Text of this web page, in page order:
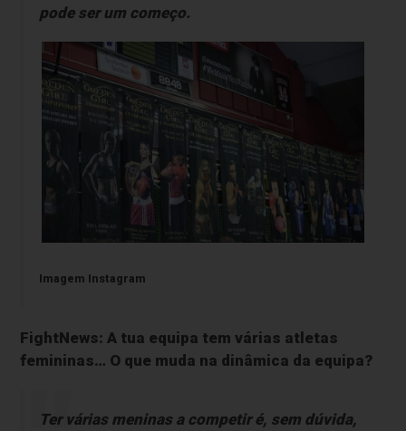
pode ser um começo.
Imagem Instagram
FightNews: A tua equipa tem várias atletas
femininas… O que muda na dinâmica da equipa?
Ter várias meninas a competir é, sem dúvida,